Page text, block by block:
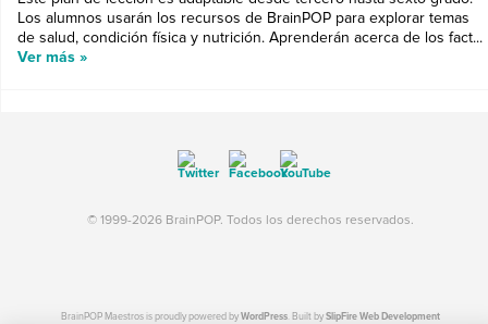
Los alumnos usarán los recursos de BrainPOP para explorar temas
de salud, condición física y nutrición. Aprenderán acerca de los fact...
Ver más »
© 1999-2026 BrainPOP. Todos los derechos reservados.
BrainPOP Maestros is proudly powered byWordPress. Built bySlipFire Web Development